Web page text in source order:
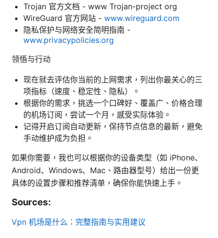
Trojan 官方文档 - www Trojan-project org
WireGuard 官方网站 - www.wireguard.com
隐私保护与网络安全简明指南 -
www.privacypolicies.org
领悟与行动
现在就去评估你当前的上网需求，列出你最关心的三
项指标（速度、稳定性、隐私）。
根据你的需求，挑选一个口碑好、覆盖广、价格合理
的机场订阅，尝试一个月，感受实际体验。
记得开启订阅自动更新，保持节点信息的最新，避免
手动维护成为负担。
如果你需要，我也可以根据你的设备类型（如 iPhone、
Android、Windows、Mac、路由器型号）给出一份更
具体的设置步骤和推荐清单，确保你能快速上手。
Sources:
Vpn 机场是什么：完整指南与实用建议